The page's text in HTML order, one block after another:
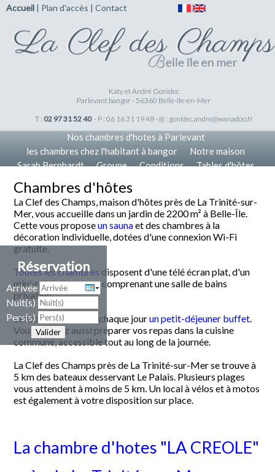
Réservation
Arrivée
Nuit(s)
Pers(s)
Valider
Accueil | Plan d'accès | Contact
Katy et André Gonidec
Parlevant bangor - 56360 Belle-Ile-en-Mer
T : 02 97 31 52 40- P : 06 16 31 19 48 - @ : gonidec.andre@wanadoo.fr
Nos chambres d'hotes à Parlevant
les chambres chez l'habitant à bangor
Notre maison
Sarah Bernhardt
Groupe Conditions
Tables d'hôtes
Chambres d'hôtes
La Clef des Champs, maison d'hôtes près de La Trinité-sur-
Mer, vous accueille dans un jardin de 2200 m² à Belle-Île.
Cette vous proposeun saunaet des chambres à la
décoration individuelle, dotées d'une connexion Wi-Fi
gratuite.
Toutes les chambres disposent d'une télé écran plat, d'un
mini-réfrigérateur et comprenant une salle de bains
privative.
L'établissement sert chaque jourun petit-déjeuner buffet.
Vous pourrez aussi préparer vos repas dans la cuisine
commune, accessible tout au long de la journée.
La Clef des Champs près de La Trinité-sur-Mer se trouve à
5 km des bateaux desservant Le Palais. Plusieurs plages
vous attendent à moins de 5 km. Un local à vélos et à motos
est également à votre disposition sur place.
La chambre d'hotes "LA CREOLE"